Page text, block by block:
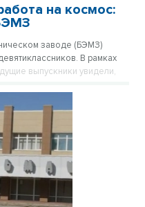
на космос:
заводе (БЭМЗ)
В рамках
выпускники увидели,
предприятие
российскую космонавтику